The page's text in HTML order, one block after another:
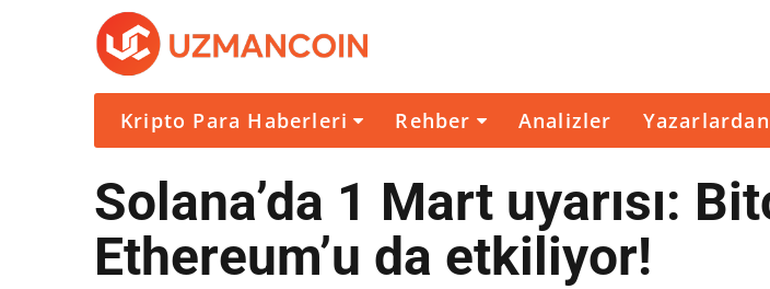
Kripto Para Haberleri Rehber Analizler Yazarlardan
Solana’da 1 Mart uyarısı:
Ethereum’u da etkiliyor!